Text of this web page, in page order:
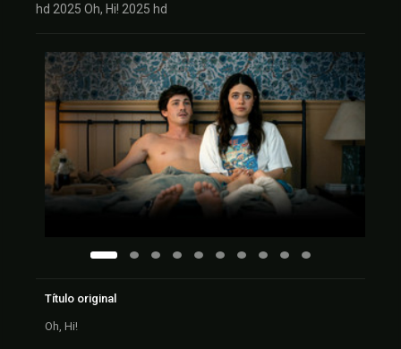
hd 2025 Oh, Hi! 2025 hd
Título original
Oh, Hi!